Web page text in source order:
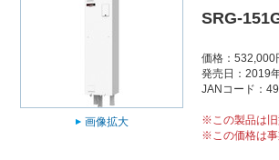
画像拡大
SRG-
価格：532,000
発売日：2019
JANコード：
※この製品は旧
※この価格は事